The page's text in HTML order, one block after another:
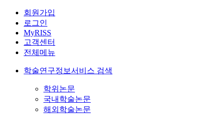
회원가입
로그인
MyRISS
고객센터
전체메뉴
학술연구정보서비스 검색
학위논문
국내학술논문
해외학술논문